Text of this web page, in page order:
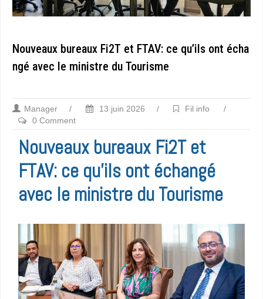
Nouveaux bureaux Fi2T et FTAV: ce qu’ils ont écha
ngé avec le ministre du Tourisme
Manager / 13 juin 2026 / Fil info
/
0 Comment
Nouveaux bureaux Fi2T et
FTAV: ce qu’ils ont échangé
avec le ministre du Tourisme